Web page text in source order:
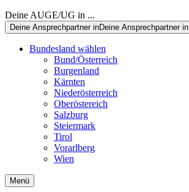
Deine AUGE/UG in ...
Deine Ansprechpartner inDeine Ansprechpartner in
Bundesland wählen
Bund/Österreich
Burgenland
Kärnten
Niederösterreich
Oberöstereich
Salzburg
Steiermark
Tirol
Vorarlberg
Wien
Menü